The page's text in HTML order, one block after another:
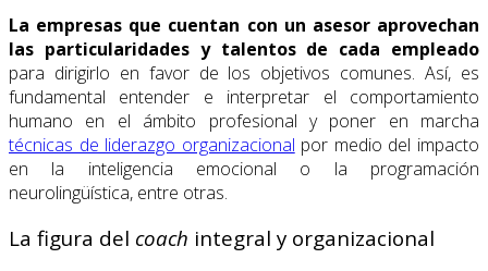
La empresas que cuentan con un asesor aprovechan
las particularidades y talentos de cada empleado
para dirigirlo en favor de los objetivos comunes. Así, es
fundamental entender e interpretar el comportamiento
humano en el ámbito profesional y poner en marcha
técnicas de liderazgo organizacional por medio del impacto
en la inteligencia emocional o la programación
neurolingüística, entre otras.
La figura del coach integral y organizacional